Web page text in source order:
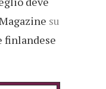
su
finlandese